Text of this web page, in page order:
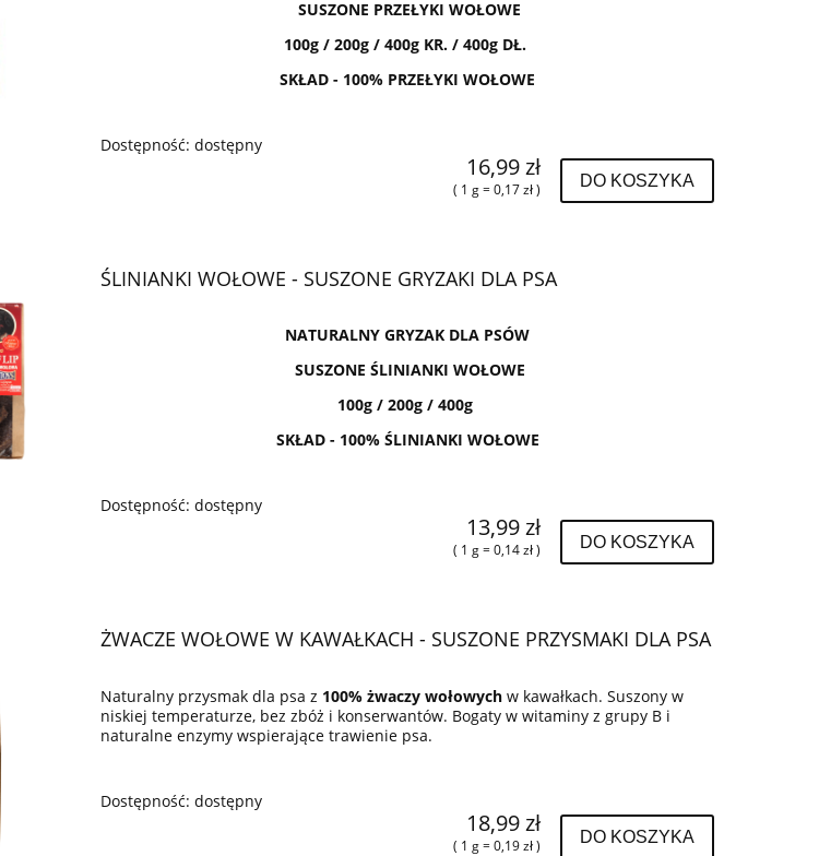
SUSZONE PRZEŁYKI WOŁOWE
100g / 200g / 400g KR. / 400g DŁ.
SKŁAD - 100% PRZEŁYKI WOŁOWE
Dostępność: dostępny
16,99 zł
( 1 g = 0,17 zł ) DO KOSZYKA
ŚLINIANKI WOŁOWE - SUSZONE GRYZAKI DLA PSA
NATURALNY GRYZAK DLA PSÓW
SUSZONE ŚLINIANKI WOŁOWE
100g / 200g / 400g
SKŁAD - 100% ŚLINIANKI WOŁOWE
Dostępność: dostępny
13,99 zł
( 1 g = 0,14 zł ) DO KOSZYKA
ŻWACZE WOŁOWE W KAWAŁKACH - SUSZONE PRZYSMAKI DLA PSA
Naturalny przysmak dla psa z 100% żwaczy wołowych w kawałkach. Suszony w
niskiej temperaturze, bez zbóż i konserwantów. Bogaty w witaminy z grupy B i
naturalne enzymy wspierające trawienie psa.
Dostępność: dostępny
18,99 zł
( 1 g = 0,19 zł ) DO KOSZYKA